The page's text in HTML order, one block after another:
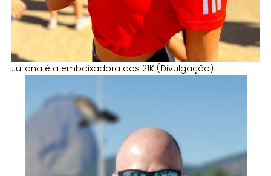
Juliana é a embaixadora dos 21K (Divulgação)